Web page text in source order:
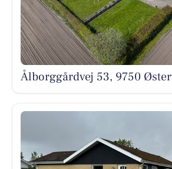
Ålborggårdvej 53, 9750